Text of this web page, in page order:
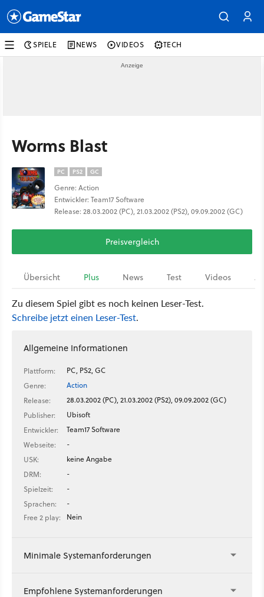
SPIELE NEWS VIDEOS TECH
Worms Blast
PC PS2 GC
Genre: Action
Entwickler: Team17 Software
Release: 28.03.2002 (PC), 21.03.2002 (PS2), 09.09.2002 (GC)
Preisvergleich
Übersicht Plus News Test Videos
Zu diesem Spiel gibt es noch keinen Leser-Test.
Schreibe jetzt einen Leser-Test.
Allgemeine Informationen
Plattform:
PC, PS2, GC
Genre:
Action
Release:
28.03.2002 (PC), 21.03.2002 (PS2), 09.09.2002 (GC)
Publisher:
Ubisoft
Entwickler:
Team17 Software
Webseite:
-
USK:
keine Angabe
DRM:
-
Spielzeit:
-
Sprachen:
-
Free 2 play:
Nein
Minimale Systemanforderungen
Empfohlene Systemanforderungen